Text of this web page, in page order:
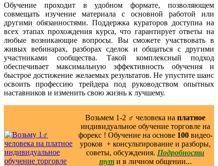
Обучение проходит в удобном формате, позволяющем
совмещать изучение материала с основной работой или
другими обязанностями. Поддержка кураторов доступна на
всех этапах прохождения курса, что гарантирует ответы на
любые возникающие вопросы. Вы сможете участвовать в
живых вебинарах, разборах сделок и общаться с другими
участниками сообщества. Такой комплексный подход
обеспечивает максимальную эффективность обучения и
быстрое достижение желаемых результатов. Не упустите шанс
освоить профессию трейдера под руководством опытных
наставников и изменить свою жизнь к лучшему.
Возьмем 1-2 ‍♂️ человека на платное
индивидуальное обучение торговле на
форекс ! Обучение на основе 100видео-
уроков ️ + консультирование и разборы,
советы, обсуждения. Подробности
тут и в личном общении...